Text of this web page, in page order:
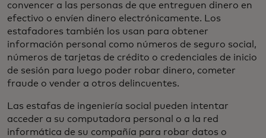
convencer a las personas de que entreguen dinero en
efectivo o envíen dinero electrónicamente. Los
estafadores también los usan para obtener
información personal como números de seguro social,
números de tarjetas de crédito o credenciales de inicio
de sesión para luego poder robar dinero, cometer
fraude o vender a otros delincuentes.
Las estafas de ingeniería social pueden intentar
acceder a su computadora personal o a la red
informática de su compañía para robar datos o